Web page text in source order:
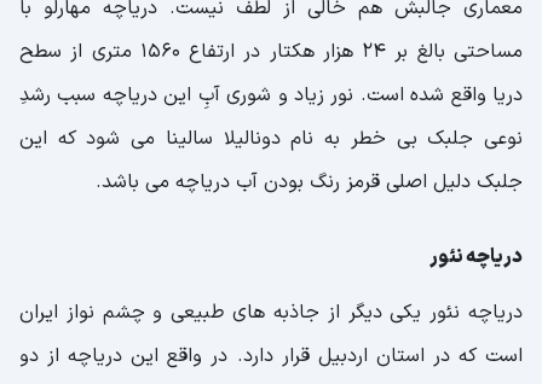
کویر ریگ جن
کویر مرنجاب
معماری جالبش هم خالی از لطف نیست. دریاچه مهارلو با
مساحتی بالغ بر 24 هزار هکتار در ارتفاع 1560 متری از سطح
دریا واقع شده است. نور زیاد و شوری آبِ این دریاچه سبب رشدِ
نوعی جلبک بی خطر به نام دونالیلا سالینا می شود که این
جلبک دلیل اصلی قرمز رنگ بودن آب دریاچه می باشد.
دریاچه نئور
دریاچه نئور یکی دیگر از جاذبه های طبیعی و چشم نواز ایران
است که در استان اردبیل قرار دارد. در واقع این دریاچه از دو